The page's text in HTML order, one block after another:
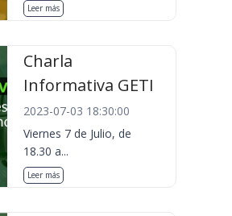
Leer más
Charla
Informativa GETI
2023-07-03 18:30:00
Viernes 7 de Julio, de
18.30 a...
Leer más